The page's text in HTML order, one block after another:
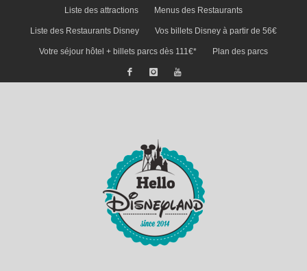
Liste des attractions Menus des Restaurants
Liste des Restaurants Disney Vos billets Disney à partir de 56€
Votre séjour hôtel + billets parcs dès 111€* Plan des parcs